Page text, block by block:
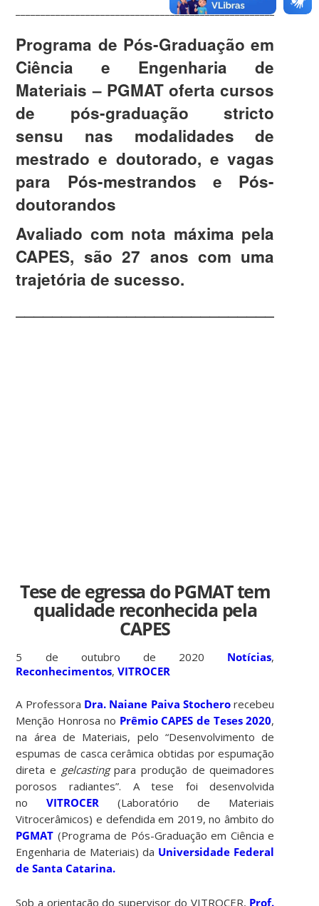
Programa de Pós-Graduação em
Ciência e Engenharia de
Materiais – PGMAT oferta cursos
de pós-graduação stricto
sensu nas modalidades de
mestrado e doutorado, e vagas
para Pós-mestrandos e Pós-
doutorandos
Avaliado com nota máxima pela
CAPES, são 27 anos com uma
trajetória de sucesso.
Tese de egressa do PGMAT tem
qualidade reconhecida pela
CAPES
5 de outubro de 2020 Notícias,
Reconhecimentos,VITROCER
A Professora Dra. Naiane Paiva Stocherorecebeu
Menção Honrosa no Prêmio CAPES de Teses 2020,
na área de Materiais, pelo “Desenvolvimento de
espumas de casca cerâmica obtidas por espumação
direta e gelcastingpara produção de queimadores
porosos radiantes”. A tese foi desenvolvida
noVITROCER (Laboratório de Materiais
Vitrocerâmicos) e defendida em 2019, no âmbito do
PGMAT (Programa de Pós-Graduação em Ciência e
Engenharia de Materiais) da Universidade Federal
de Santa Catarina.
Sob a orientação do supervisor do VITROCER, Prof.